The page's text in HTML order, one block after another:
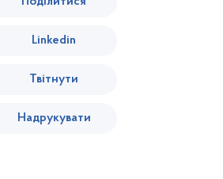
Linkedin
Твітнути
Надрукувати